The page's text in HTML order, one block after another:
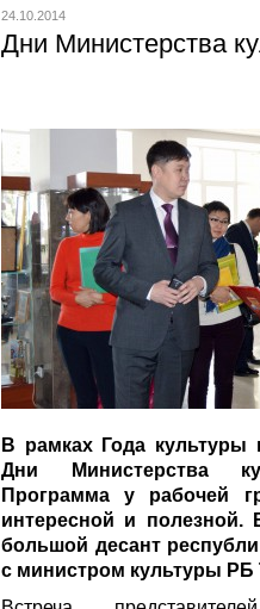
24.10.2014
Дни Министерства
В рамках Года культуры
Дни Министерства
Программа у рабочей
интересной и
большой десант
с министром культуры